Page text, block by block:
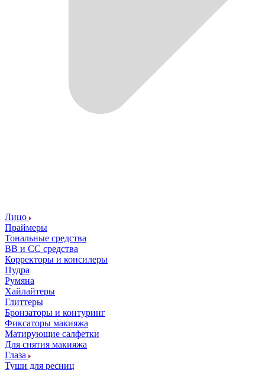
Лицо
Праймеры
Тональные средства
ВВ и СС средства
Корректоры и консилеры
Пудра
Румяна
Хайлайтеры
Глиттеры
Бронзаторы и контуринг
Фиксаторы макияжа
Матирующие салфетки
Для снятия макияжа
Глаза
Туши для ресниц